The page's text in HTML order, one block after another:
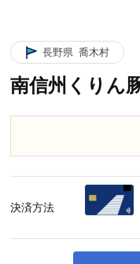
長野県 喬木村
南信州くりん
決済方法